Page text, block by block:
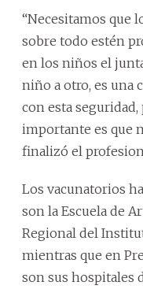
“Necesitamos que
sobre todo estén
en los niños el
niño a otro, es una
con esta
importante es que
finalizó el
Los vacunatorios
son la Escuela de
Regional del
mientras que en
son sus hospitales